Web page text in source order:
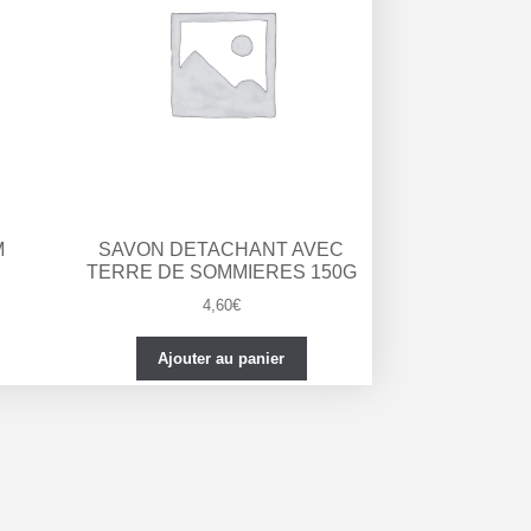
SAVON DETACHANT AVEC
TERRE DE SOMMIERES 150G
4,60€
Ajouter au panier